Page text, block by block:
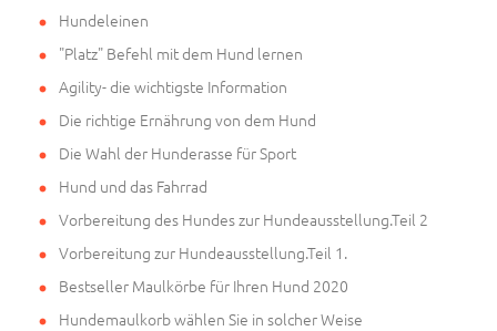
Hundeleinen
"Platz" Befehl mit dem Hund lernen
Agility- die wichtigste Information
Die richtige Ernährung von dem Hund
Die Wahl der Hunderasse für Sport
Hund und das Fahrrad
Vorbereitung des Hundes zur Hundeausstellung.Teil 2
Vorbereitung zur Hundeausstellung.Teil 1.
Bestseller Maulkörbe für Ihren Hund 2020
Hundemaulkorb wählen Sie in solcher Weise